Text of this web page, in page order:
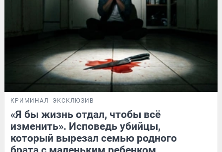
КРИМИНАЛ ЭКСКЛЮЗИВ
«Я бы жизнь отдал, чтобы всё
изменить». Исповедь убийцы,
который вырезал семью родного